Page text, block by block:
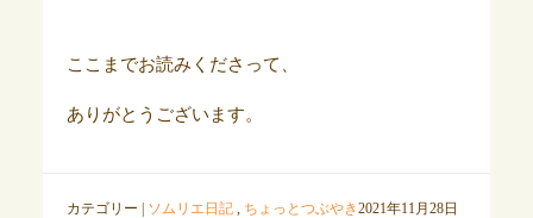
ここまでお読みくださって、
ありがとうございます。
カテゴリー | ソムリエ日記, ちょっとつぶやき2021年11月28日